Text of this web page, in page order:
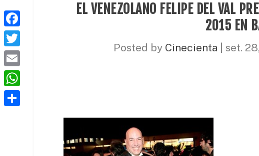
EL VENEZOLANO FELIPE DEL VAL
2015 EN
Posted by Cinecienta set.
F
a
c
e
b
T
w
i
t
E
m
a
W
h